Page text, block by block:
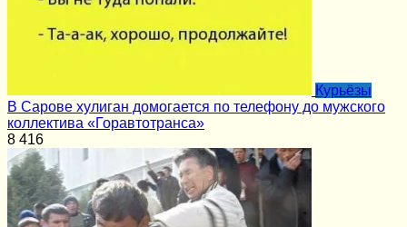
Курьёзы
В Сарове хулиган домогается по телефону до мужского
коллектива «Горавтотранса»
8 416